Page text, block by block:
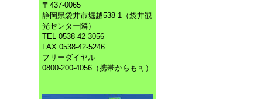
〒437-0065
静岡県袋井市堀越538-1（袋井観
光センター隣）
TEL 0538-42-3056
FAX 0538-42-5246
フリーダイヤル
0800-200-4056（携帯からも可）